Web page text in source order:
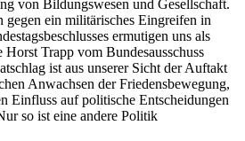
von Bildungswesen und Gesellschaft.
ein militärisches Eingreifen in
ermutigen uns als
Horst Trapp vom Bundesausschuss
ist aus unserer Sicht der Auftakt
Anwachsen der Friedensbewegung,
Einfluss auf politische Entscheidungen
so ist eine andere Politik